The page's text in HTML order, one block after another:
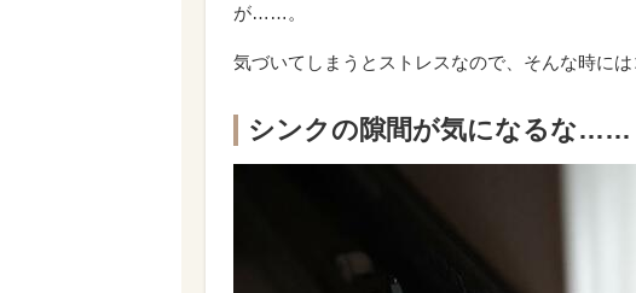
が……。
気づいてしまうとストレスなので、そんな時には
シンクの隙間が気になるな……